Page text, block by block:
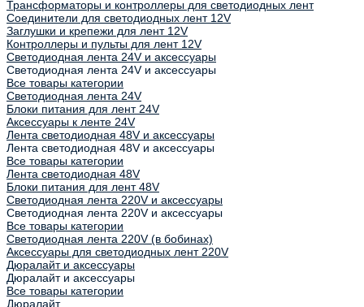
Трансформаторы и контроллеры для светодиодных лент
Соединители для светодиодных лент 12V
Заглушки и крепежи для лент 12V
Контроллеры и пульты для лент 12V
Светодиодная лента 24V и аксессуары
Светодиодная лента 24V и аксессуары
Все товары категории
Светодиодная лента 24V
Блоки питания для лент 24V
Аксессуары к ленте 24V
Лента светодиодная 48V и аксессуары
Лента светодиодная 48V и аксессуары
Все товары категории
Лента светодиодная 48V
Блоки питания для лент 48V
Светодиодная лента 220V и аксессуары
Светодиодная лента 220V и аксессуары
Все товары категории
Светодиодная лента 220V (в бобинах)
Аксессуары для светодиодных лент 220V
Дюралайт и аксессуары
Дюралайт и аксессуары
Все товары категории
Дюралайт